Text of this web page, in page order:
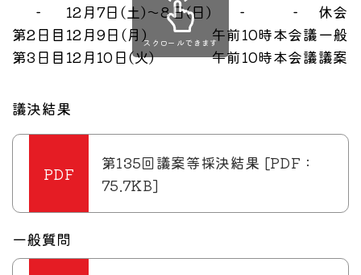
−
12月7日(土)～8日(日) − −
休会
第2日目12月9日(月) 午前10時本会議一般
第3日目12月10日(火) 午前10時本会議議案
スクロールできます
議決結果
第135回議案等採決結果 [PDF：
75.7KB]
一般質問